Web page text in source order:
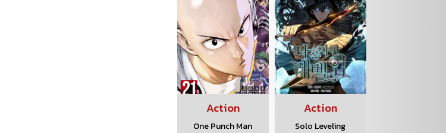
Action
One Punch Man
Action
Solo Leveling